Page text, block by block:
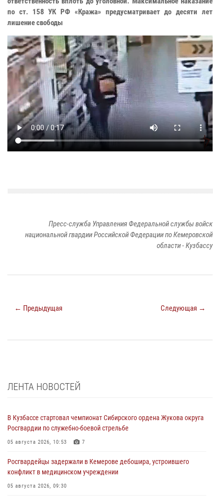
по ст. 158 УК РФ «Кража» предусматривает до десяти лет
лишение свободы
Пресс-служба Управления Федеральной службы войск
национальной гвардии Российской Федерации по Кемеровской
области - Кузбассу
← Предыдущая Следующая →
ЛЕНТА НОВОСТЕЙ
В Кузбассе стартовал чемпионат Сибирского ордена Жукова округа
Росгвардии по служебно-боевой стрельбе
05 августа 2026, 10:53 7
Росгвардейцы задержали в Кемерове дебошира, устроившего
конфликт в медицинском учреждении
05 августа 2026, 09:30